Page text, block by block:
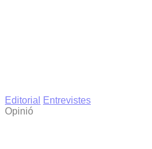
Editorial
Entrevistes
Opinió